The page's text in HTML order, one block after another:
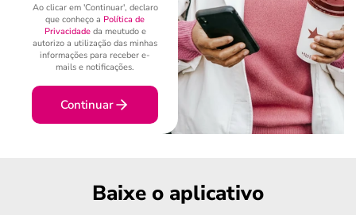
Ao clicar em 'Continuar', declaro
que conheço a Política de
Privacidadeda meutudo e
autorizo a utilização das minhas
informações para receber e-
mails e notificações.
Continuar
Baixe o aplicativo